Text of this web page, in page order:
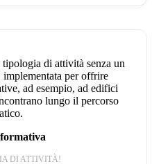
tipologia di attività senza un
per offrire
ad esempio, ad edifici
lungo il percorso
DI ATTIVITÀ!